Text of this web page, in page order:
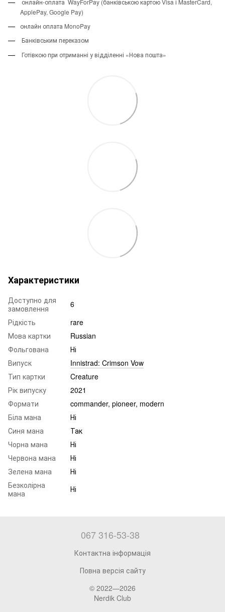
ApplePay, Google Pay)
онлайн оплата MonoPay
Банківським переказом
Готівкою при отриманні у відділенні «Нова пошта»
Характеристики
Доступно для
замовлення
6
Рідкість
rare
Мова картки
Russian
Фольгована
Ні
Випуск
Innistrad: Crimson Vow
Тип картки
Creature
Рік випуску
2021
Формати
commander, pioneer, modern
Біла мана
Ні
Синя мана
Так
Чорна мана
Ні
Червона мана
Ні
Зелена мана
Ні
Безколірна
мана
Ні
067 316-53-38
Контактна інформація
Повна версія сайту
© 2022—2026
Nerdik Club